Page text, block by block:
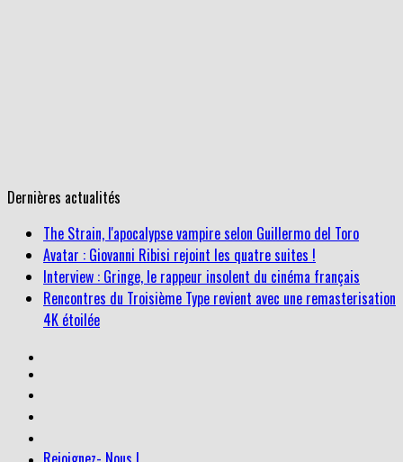
Dernières actualités
The Strain, l'apocalypse vampire selon Guillermo del Toro
Avatar : Giovanni Ribisi rejoint les quatre suites !
Interview : Gringe, le rappeur insolent du cinéma français
Rencontres du Troisième Type revient avec une remasterisation
4K étoilée